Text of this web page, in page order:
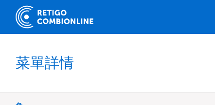
菜單詳情